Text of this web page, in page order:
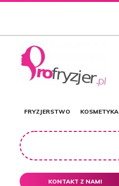
FRYZJERSTWO KOSMETYKA
KONTAKT Z NAMI